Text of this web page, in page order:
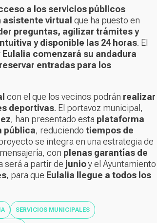
a los servicios públicos
asistente virtual que ha puesto en
preguntas, agilizar trámites y
y disponible las 24 horas. El
Eulalia comenzará su andadura
reservar entradas para los
con el que los vecinos podrán realizar
deportivas. El portavoz municipal,
, han presentado esta plataforma
pública, reduciendo tiempos de
se integra en una estrategia de
con plenas garantías de
será a partir de junioy el Ayuntamiento
, para que Eulalia llegue a todos los
SERVICIOS MUNICIPALES